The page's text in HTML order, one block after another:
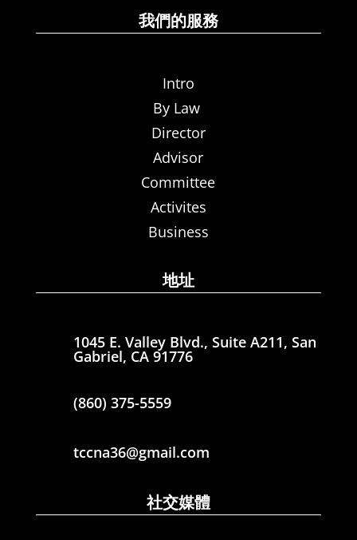
我們的服務
Intro
By Law
Director
Advisor
Committee
Activites
Business
地址
1045 E. Valley Blvd., Suite A211, San
Gabriel, CA 91776
(860) 375-5559
tccna36@gmail.com
社交媒體